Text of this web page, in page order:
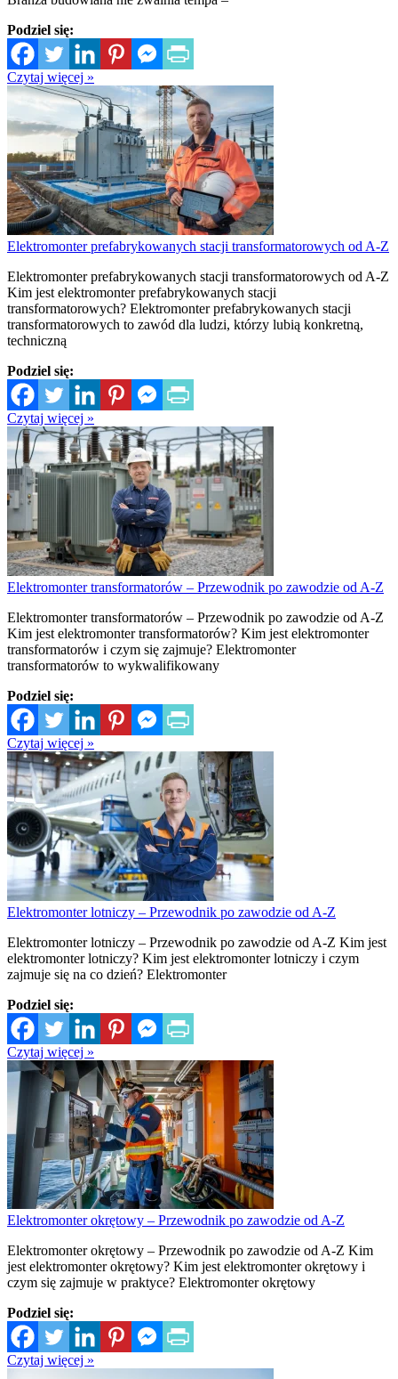
Podziel się:
Czytaj więcej »
Elektromonter prefabrykowanych stacji transformatorowych od A-Z
Elektromonter prefabrykowanych stacji transformatorowych od A-Z
Kim jest elektromonter prefabrykowanych stacji
transformatorowych? Elektromonter prefabrykowanych stacji
transformatorowych to zawód dla ludzi, którzy lubią konkretną,
techniczną
Podziel się:
Czytaj więcej »
Elektromonter transformatorów – Przewodnik po zawodzie od A-Z
Elektromonter transformatorów – Przewodnik po zawodzie od A-Z
Kim jest elektromonter transformatorów? Kim jest elektromonter
transformatorów i czym się zajmuje? Elektromonter
transformatorów to wykwalifikowany
Podziel się:
Czytaj więcej »
Elektromonter lotniczy – Przewodnik po zawodzie od A-Z
Elektromonter lotniczy – Przewodnik po zawodzie od A-Z Kim jest
elektromonter lotniczy? Kim jest elektromonter lotniczy i czym
zajmuje się na co dzień? Elektromonter
Podziel się:
Czytaj więcej »
Elektromonter okrętowy – Przewodnik po zawodzie od A-Z
Elektromonter okrętowy – Przewodnik po zawodzie od A-Z Kim
jest elektromonter okrętowy? Kim jest elektromonter okrętowy i
czym się zajmuje w praktyce? Elektromonter okrętowy
Podziel się:
Czytaj więcej »